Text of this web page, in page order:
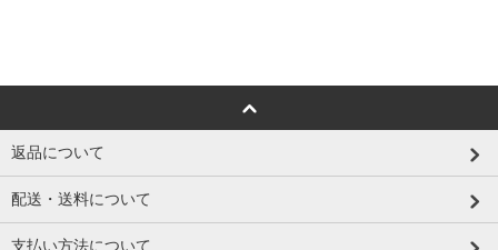
返品について
配送・送料について
支払い方法について